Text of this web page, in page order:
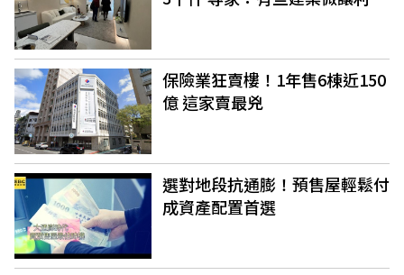
保險業狂賣樓！1年售6棟近150
億 這家賣最兇
選對地段抗通膨！預售屋輕鬆付
成資產配置首選